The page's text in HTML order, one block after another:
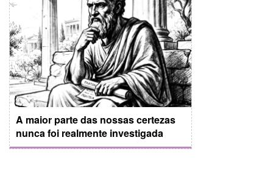
A maior parte das nossas certezas
nunca foi realmente investigada